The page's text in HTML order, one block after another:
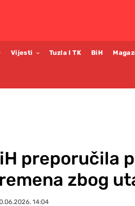
Vijesti Tuzla I TK BiH
preporučila
zbog
14:04